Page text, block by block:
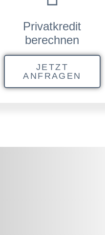
Privatkredit
berechnen
JETZT
ANFRAGEN